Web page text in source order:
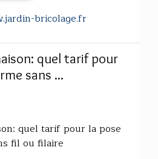
bricolage.fr
quel tarif pour
sans ...
quel tarif pour la pose
fil ou filaire